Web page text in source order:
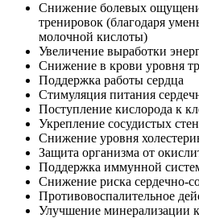
Снижение болевых
тренировок (благодаря
молочной кислоты)
Увеличение выработки
Снижение в крови уровня
Поддержка работы сердца
Стимуляция питания
Поступление кислорода к
Укрепление сосудистых
Снижение уровня
Защита организма от
Поддержка иммунной
Снижение риска сердечно-
Противовоспалительное
Улучшение минерализации